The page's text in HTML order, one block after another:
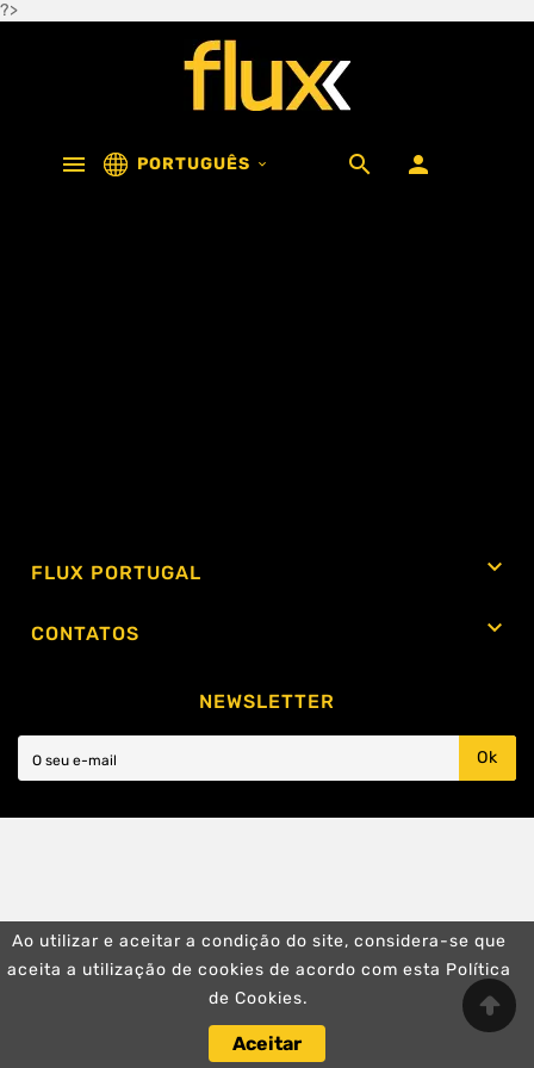
?>
Ao utilizar e aceitar a condição do site, considera-se que
aceita a utilização de cookies de acordo com esta Política
de Cookies.
Aceitar
 PORTUGUÊS   
FLUX PORTUGAL 
CONTATOS 
NEWSLETTER
Ok